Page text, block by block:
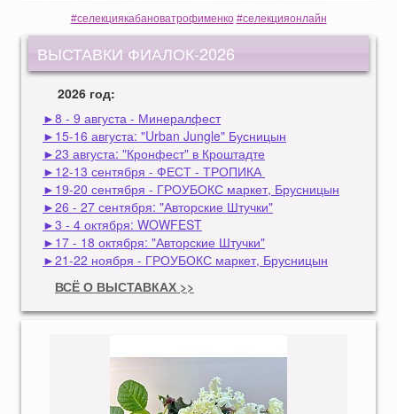
#селекциякабановатрофименко #селекцияонлайн
ВЫСТАВКИ ФИАЛОК-2026
2026 год:
►8 - 9 августа - Минералфест
►15-16 августа: "Urban Jungle" Бусницын
►23 августа: "Кронфест" в Кроштадте
►12-13 сентября - ФЕСТ - ТРОПИКА
►19-20 сентября - ГРОУБОКС маркет, Брусницын
►26 - 27 сентября: "Авторские Штучки"
►3 - 4 октября: WOWFEST
►17 - 18 октября: "Авторские Штучки"
►21-22 ноября - ГРОУБОКС маркет, Брусницын
ВСЁ О ВЫСТАВКАХ >>